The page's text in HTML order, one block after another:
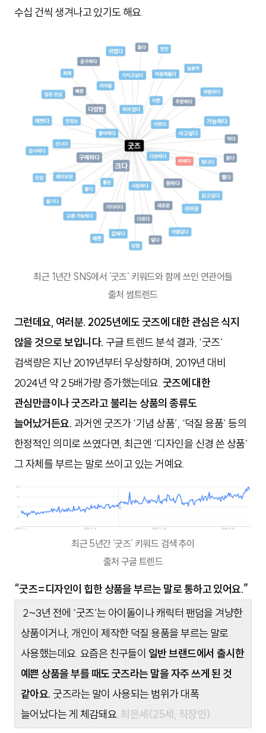
수십 건씩 생겨나고 있기도 해요.
최근 1년간 SNS에서 ‘굿즈’ 키워드와 함께 쓰인 연관어들
출처 썸트렌드
그런데요, 여러분. 2025년에도 굿즈에 대한 관심은 식지
않을 것으로 보입니다. 구글 트렌드 분석 결과, ‘굿즈’
검색량은 지난 2019년부터 우상향하며, 2019년 대비
2024년 약 2.5배가량 증가했는데요. 굿즈에 대한
관심만큼이나 굿즈라고 불리는 상품의 종류도
늘어났거든요. 과거엔 굿즈가 ‘기념 상품’, ‘덕질 용품’ 등의
한정적인 의미로 쓰였다면, 최근엔 ‘디자인을 신경 쓴 상품’
그 자체를 부르는 말로 쓰이고 있는 거예요.
최근 5년간 ‘굿즈’ 키워드 검색 추이
출처 구글 트렌드
“굿즈=디자인이 힙한 상품을 부르는 말로 통하고 있어요.”
2~3년 전에 ‘굿즈’는 아이돌이나 캐릭터 팬덤을 겨냥한
상품이거나, 개인이 제작한 덕질 용품을 부르는 말로
사용했는데요. 요즘은 친구들이 일반 브랜드에서 출시한
예쁜 상품을 부를 때도 굿즈라는 말을 자주 쓰게 된 것
같아요.굿즈라는 말이 사용되는 범위가 대폭
늘어났다는 게 체감돼요. 최은세(25세, 직장인)